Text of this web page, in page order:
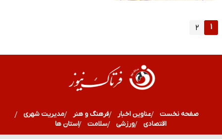
۱ ۲
صفحه نخست عناوین اخبار فرهنگ و هنر
مدیریت شهری
اقتصادی
ورزشی سلامت استان ها